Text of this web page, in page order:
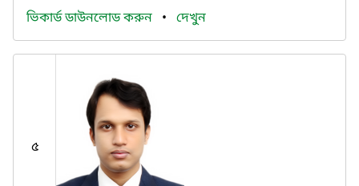
ভিকার্ড ডাউনলোড করুন • দেখুন
৫